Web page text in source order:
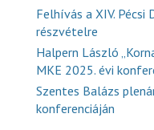
Felhívás a XIV.
részvételre
Halpern László
MKE 2025. évi
Szentes Balázs
konferenciáján